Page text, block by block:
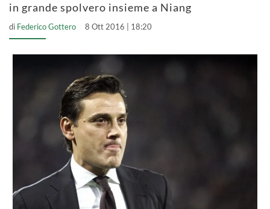
in grande spolvero insieme a Niang
di Federico Gottero 8 Ott 2016 | 18:20